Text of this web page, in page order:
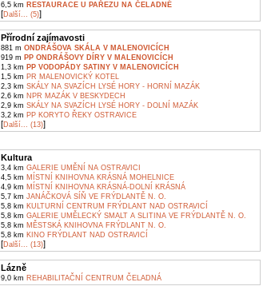
6,5 km RESTAURACE U PAŘEZU NA ČELADNÉ
[Další... (5)]
Přírodní zajímavosti
881 m ONDRÁŠOVA SKÁLA V MALENOVICÍCH
919 m PP ONDRÁŠOVY DÍRY V MALENOVICÍCH
1,3 km PP VODOPÁDY SATINY V MALENOVICÍCH
1,5 km PR MALENOVICKÝ KOTEL
2,3 km SKÁLY NA SVAZÍCH LYSÉ HORY - HORNÍ MAZÁK
2,6 km NPR MAZÁK V BESKYDECH
2,9 km SKÁLY NA SVAZÍCH LYSÉ HORY - DOLNÍ MAZÁK
3,2 km PP KORYTO ŘEKY OSTRAVICE
[Další... (13)]
Kultura
3,4 km GALERIE UMĚNÍ NA OSTRAVICI
4,5 km MÍSTNÍ KNIHOVNA KRÁSNÁ MOHELNICE
4,9 km MÍSTNÍ KNIHOVNA KRÁSNÁ-DOLNÍ KRÁSNÁ
5,7 km JANÁČKOVÁ SÍŇ VE FRÝDLANTĚ N. O.
5,8 km KULTURNÍ CENTRUM FRÝDLANT NAD OSTRAVICÍ
5,8 km GALERIE UMĚLECKÝ SMALT A SLITINA VE FRÝDLANTĚ N. O.
5,8 km MĚSTSKÁ KNIHOVNA FRÝDLANT N. O.
5,8 km KINO FRÝDLANT NAD OSTRAVICÍ
[Další... (13)]
Lázně
9,0 km REHABILITAČNÍ CENTRUM ČELADNÁ